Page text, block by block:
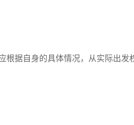
根据自身的具体情况，从实际出发